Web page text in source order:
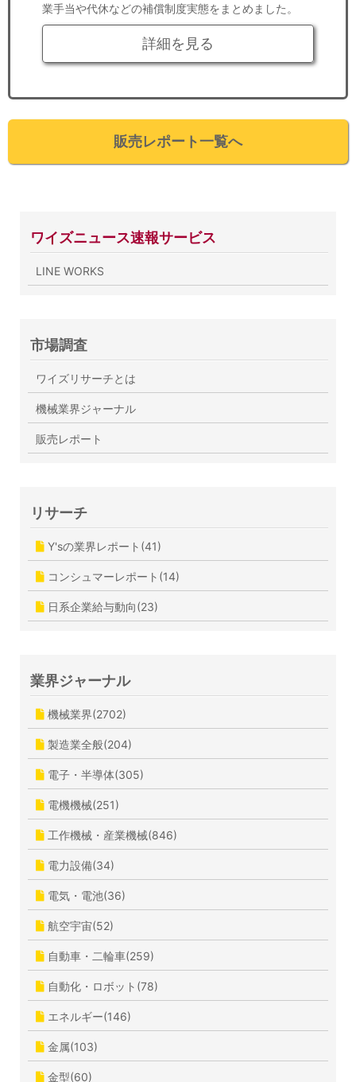
業手当や代休などの補償制度実態をまとめました。
詳細を見る
販売レポート一覧へ
ワイズニュース速報サービス
LINE WORKS
市場調査
ワイズリサーチとは
機械業界ジャーナル
販売レポート
リサーチ
Y'sの業界レポート(41)
コンシュマーレポート(14)
日系企業給与動向(23)
業界ジャーナル
機械業界(2702)
製造業全般(204)
電子・半導体(305)
電機機械(251)
工作機械・産業機械(846)
電力設備(34)
電気・電池(36)
航空宇宙(52)
自動車・二輪車(259)
自動化・ロボット(78)
エネルギー(146)
金属(103)
金型(60)